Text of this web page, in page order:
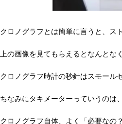
クロノグラフとは簡単に言うと、ス
上の画像を見てもらえるとなんとな
クロノグラフ時計の秒針はスモール
ちなみにタキメーターっていうのは
クロノグラフ自体、よく「必要なの